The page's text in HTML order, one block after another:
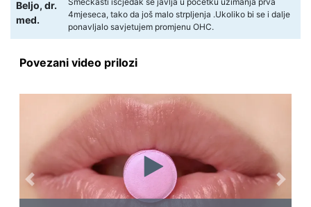
Beljo, dr.
med.
4mjeseca, tako da još malo strpljenja .Ukoliko bi se i dalje
ponavljalo savjetujem promjenu OHC.
Povezani video prilozi
Previous Next